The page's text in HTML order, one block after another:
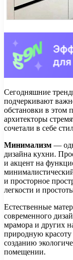
Сегодняшние
подчеркивают
обстановки в этом
архитекторы
сочетали в себе
Минимализм —
дизайна кухни.
и акцент на
и просторное
легкости и
Естественные
современного
мрамора и других
природную красоту
созданию
помещении.